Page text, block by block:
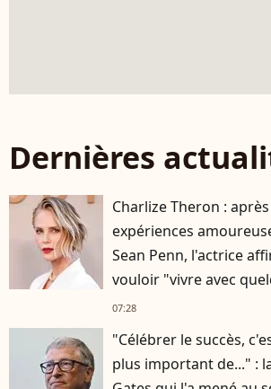
Dernières
Charlize Theron :
expériences
Sean Penn, l'actrice
vouloir "vivre avec
07:28
"Célébrer le succès,
plus important de..." :